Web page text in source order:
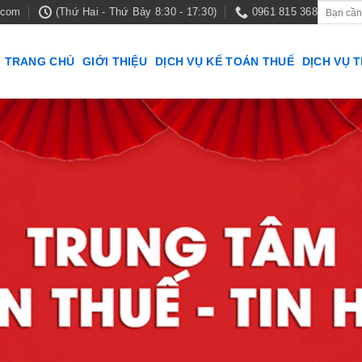
(Thứ Hai - Thứ Bảy 8:30 - 17:30) 0961 815 368
TRANG CHỦ GIỚI THIỆU DỊCH VỤ KẾ TOÁN THUẾ DỊCH VỤ